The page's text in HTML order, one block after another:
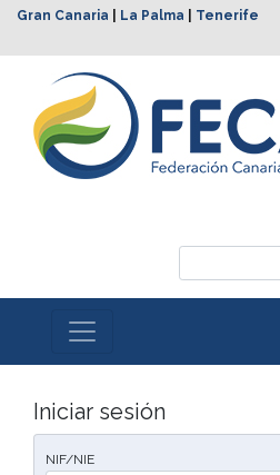
Gran Canaria La Palma Tenerife
Iniciar sesión
NIF/NIE